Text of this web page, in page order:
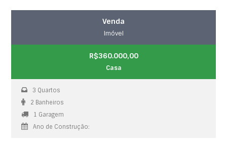
Venda
Imóvel
R$360.000,00
Casa
3 Quartos
2 Banheiros
1 Garagem
Ano de Construção: